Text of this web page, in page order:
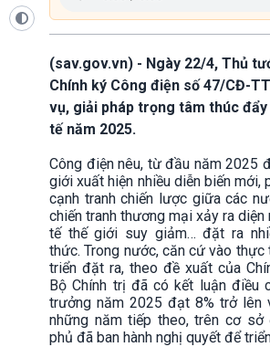
(sav.gov.vn) - Ngày 22/4, Thủ
Chính ký Công điện số 47/CĐ-
vụ, giải pháp trọng tâm thúc
tế năm 2025.
Công điện nêu, từ đầu năm 2025
giới xuất hiện nhiều diễn biến mới,
cạnh tranh chiến lược giữa các
chiến tranh thương mại xảy ra diện
tế thế giới suy giảm… đặt ra
thức. Trong nước, căn cứ vào thực
triển đặt ra, theo đề xuất của
Bộ Chính trị đã có kết luận điều
trưởng năm 2025 đạt 8% trở lên
những năm tiếp theo, trên cơ sở
phủ đã ban hành nghị quyết để